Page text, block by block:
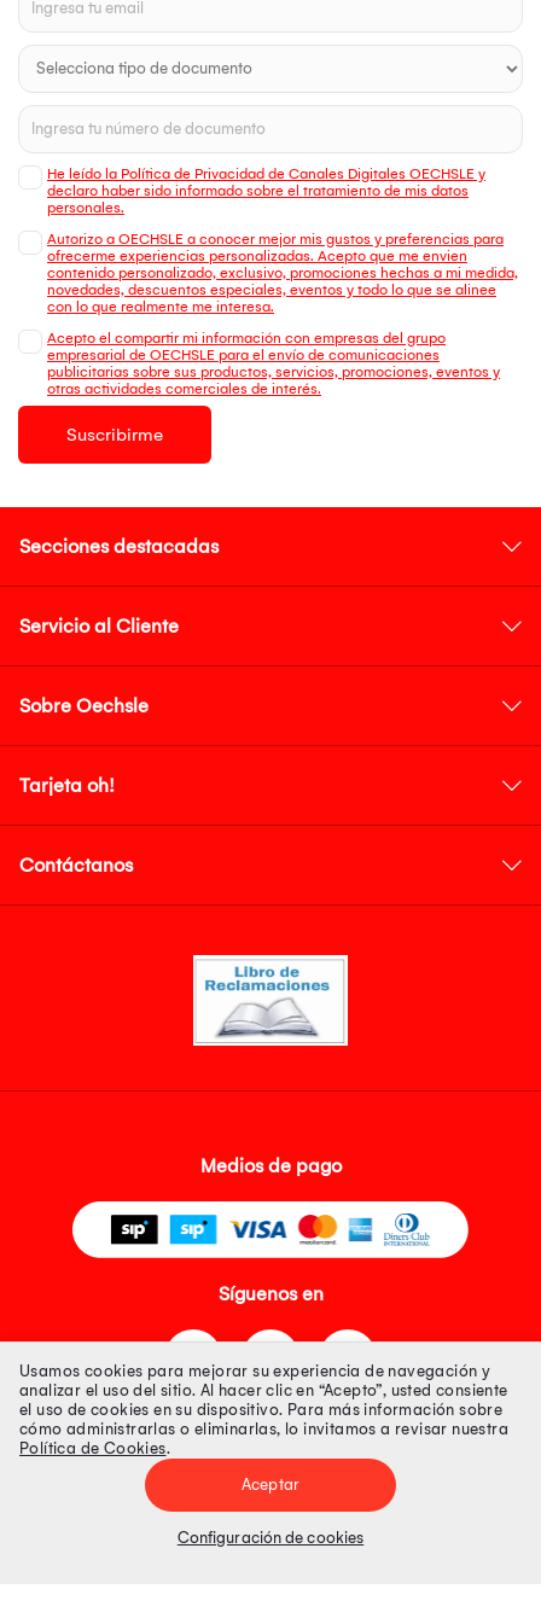
He leído la Política de Privacidad de Canales Digitales OECHSLE y
declaro haber sido informado sobre el tratamiento de mis datos
personales.
Autorizo a OECHSLE a conocer mejor mis gustos y preferencias para
ofrecerme experiencias personalizadas. Acepto que me envien
contenido personalizado, exclusivo, promociones hechas a mi medida,
novedades, descuentos especiales, eventos y todo lo que se alinee
con lo que realmente me interesa.
Acepto el compartir mi información con empresas del grupo
empresarial de OECHSLE para el envío de comunicaciones
publicitarias sobre sus productos, servicios, promociones, eventos y
otras actividades comerciales de interés.
Suscribirme
Secciones destacadas
Servicio al Cliente
Sobre Oechsle
Tarjeta oh!
Contáctanos
Medios de pago
Síguenos en
Tienda 100% Segura
Tiendas Peruanas S.A. R.U.C. Nº 20493020618. Todos los derechos
Precios disponibles solo en www.oechsle.pe. Precios online publicados
Usamos cookies para mejorar su experiencia de navegación y
analizar el uso del sitio. Al hacer clic en “Acepto”, usted consiente
el uso de cookies en su dispositivo. Para más información sobre
cómo administrarlas o eliminarlas, lo invitamos a revisar nuestra
Política de Cookies.
Aceptar
Configuración de cookies